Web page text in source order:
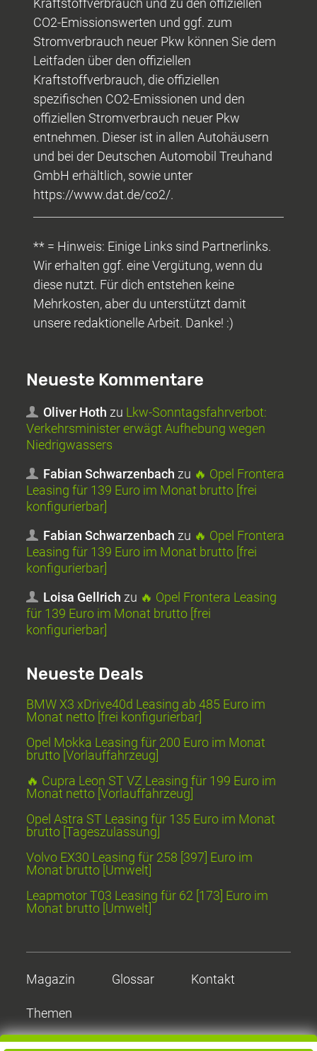
Kraftstoffverbrauch und zu den offiziellen
CO2-Emissionswerten und ggf. zum
Stromverbrauch neuer Pkw können Sie dem
Leitfaden über den offiziellen
Kraftstoffverbrauch, die offiziellen
spezifischen CO2-Emissionen und den
offiziellen Stromverbrauch neuer Pkw
entnehmen. Dieser ist in allen Autohäusern
und bei der Deutschen Automobil Treuhand
GmbH erhältlich, sowie unter
https://www.dat.de/co2/.
** = Hinweis: Einige Links sind Partnerlinks.
Wir erhalten ggf. eine Vergütung, wenn du
diese nutzt. Für dich entstehen keine
Mehrkosten, aber du unterstützt damit
unsere redaktionelle Arbeit. Danke! :)
Neueste Kommentare
Oliver Hoth zu Lkw-Sonntagsfahrverbot:
Verkehrsminister erwägt Aufhebung wegen
Niedrigwassers
Fabian Schwarzenbach zu 🔥 Opel Frontera
Leasing für 139 Euro im Monat brutto [frei
konfigurierbar]
Fabian Schwarzenbach zu 🔥 Opel Frontera
Leasing für 139 Euro im Monat brutto [frei
konfigurierbar]
Loisa Gellrich zu 🔥 Opel Frontera Leasing
für 139 Euro im Monat brutto [frei
konfigurierbar]
Neueste Deals
BMW X3 xDrive40d Leasing ab 485 Euro im
Monat netto [frei konfigurierbar]
Opel Mokka Leasing für 200 Euro im Monat
brutto [Vorlauffahrzeug]
🔥 Cupra Leon ST VZ Leasing für 199 Euro im
Monat netto [Vorlauffahrzeug]
Opel Astra ST Leasing für 135 Euro im Monat
brutto [Tageszulassung]
Volvo EX30 Leasing für 258 [397] Euro im
Monat brutto [Umwelt]
Leapmotor T03 Leasing für 62 [173] Euro im
Monat brutto [Umwelt]
Magazin Glossar Kontakt
Themen